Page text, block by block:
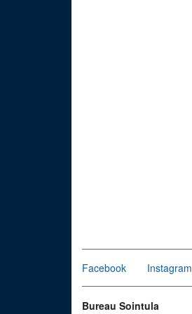
Facebook Instagram
Bureau Sointula